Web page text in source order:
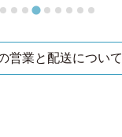
営業と配送について